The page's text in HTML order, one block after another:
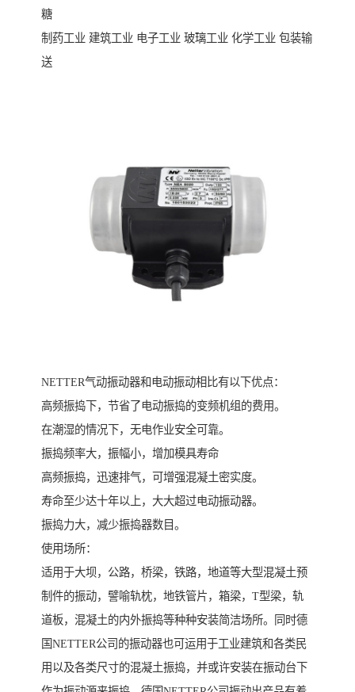
糖
制药工业 建筑工业 电子工业 玻璃工业 化学工业 包装输
送
NETTER气动振动器和电动振动相比有以下优点：
高频振捣下，节省了电动振捣的变频机组的费用。
在潮湿的情况下，无电作业安全可靠。
振捣频率大，振幅小，增加模具寿命
高频振捣，迅速排气，可增强混凝土密实度。
寿命至少达十年以上，大大超过电动振动器。
振捣力大，减少振捣器数目。
使用场所：
适用于大坝，公路，桥梁，铁路，地道等大型混凝土预
制件的振动，譬喻轨枕，地铁管片，箱梁，T型梁，轨
道板，混凝土的内外振捣等种种安装简洁场所。同时德
国NETTER公司的振动器也可运用于工业建筑和各类民
用以及各类尺寸的混凝土振捣，并或许安装在振动台下